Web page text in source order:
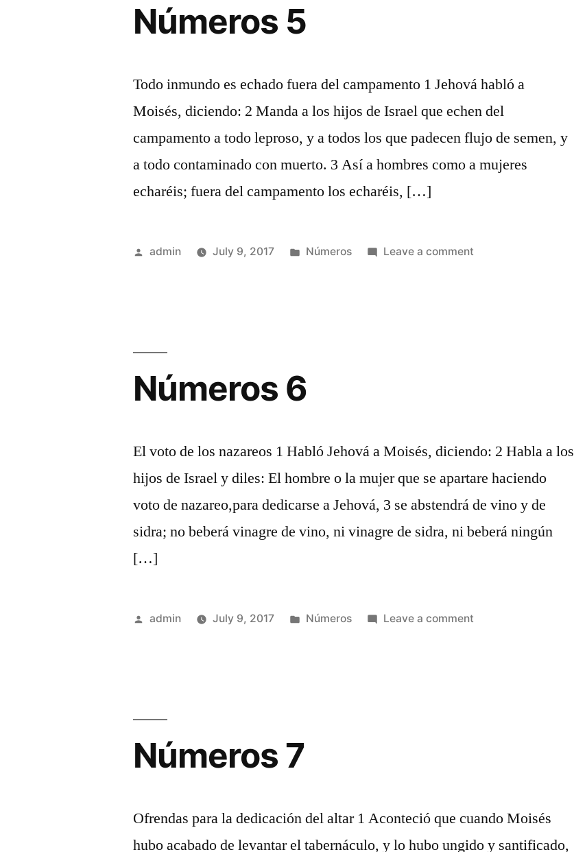
Números 5
Todo inmundo es echado fuera del campamento 1 Jehová habló a
Moisés, diciendo: 2 Manda a los hijos de Israel que echen del
campamento a todo leproso, y a todos los que padecen flujo de semen, y
a todo contaminado con muerto. 3 Así a hombres como a mujeres
echaréis; fuera del campamento los echaréis, […]
Posted
admin July 9, 2017
Posted
Números Leave a commenton
Números 6
El voto de los nazareos 1 Habló Jehová a Moisés, diciendo: 2 Habla a los
hijos de Israel y diles: El hombre o la mujer que se apartare haciendo
voto de nazareo,para dedicarse a Jehová, 3 se abstendrá de vino y de
sidra; no beberá vinagre de vino, ni vinagre de sidra, ni beberá ningún
[…]
Posted
admin July 9, 2017
Posted
Números Leave a commenton
Números 7
Ofrendas para la dedicación del altar 1 Aconteció que cuando Moisés
hubo acabado de levantar el tabernáculo, y lo hubo ungido y santificado,